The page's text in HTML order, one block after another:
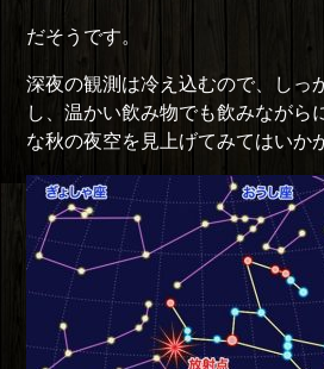
だそうです。
深夜の観測は冷え込むので、しっ
し、温かい飲み物でも飲みながら
な秋の夜空を見上げてみてはいか